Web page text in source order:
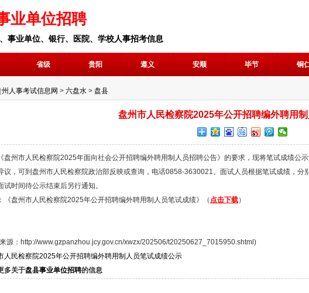
业单位招聘
事业单位、银行、医院、学校人事招考信息
省级 贵阳 遵义 安顺 毕节 铜
州人事考试信息网 > 六盘水 > 盘县
盘州市人民检察院2025年公开招聘编外聘用
州市人民检察院2025年面向社会公开招聘编外聘用制人员招聘公告》的要求，现将笔试成绩公
议，可到盘州市人民检察院政治部反映或查询，电话0858-3630021。面试人员根据笔试成绩，
试时间待公示结束后另行通知。
盘州市人民检察院2025年公开招聘编外聘用制人员笔试成绩》（ 点击下载）
：http://www.gzpanzhou.jcy.gov.cn/xwzx/202506/t20250627_7015950.shtml)
人民检察院2025年公开招聘编外聘用制人员笔试成绩公示
多关于盘县事业单位招聘的信息